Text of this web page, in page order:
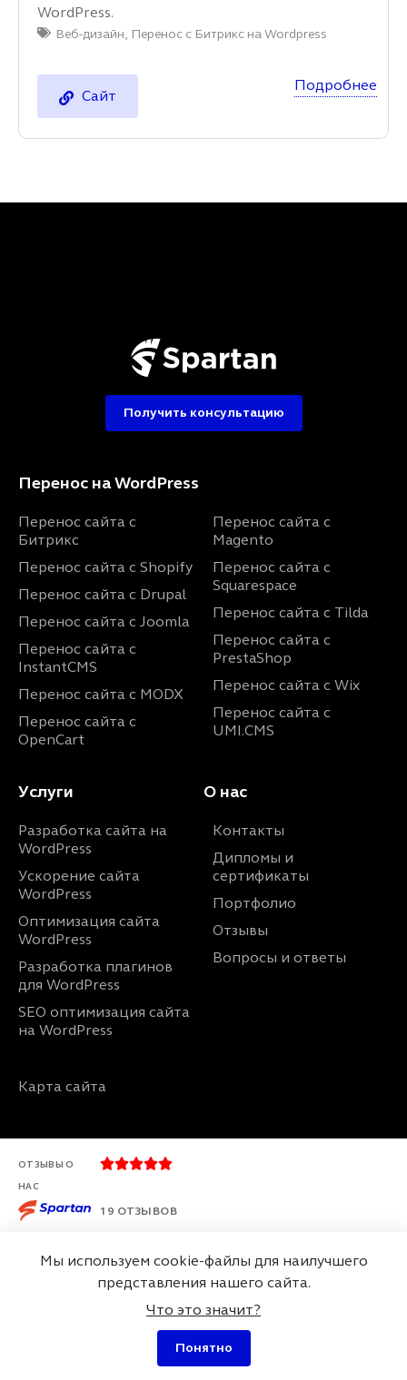
WordPress.
Веб-дизайн, Перенос с Битрикс на Wordpress
Сайт
Подробнее
Перенос на WordPress
Перенос сайта с
Битрикс
Перенос сайта с Shopify
Перенос сайта с Drupal
Перенос сайта с Joomla
Перенос сайта с
InstantCMS
Перенос сайта с MODX
Перенос сайта с
OpenCart
Перенос сайта с
Magento
Перенос сайта с
Squarespace
Перенос сайта с Tilda
Перенос сайта с
PrestaShop
Перенос сайта с Wix
Перенос сайта с
UMI.CMS
Услуги О нас
Разработка сайта на
WordPress
Ускорение сайта
WordPress
Оптимизация сайта
WordPress
Разработка плагинов
для WordPress
SEO оптимизация сайта
на WordPress
Контакты
Дипломы и
сертификаты
Портфолио
Отзывы
Вопросы и ответы
Карта сайта
Получить консультацию
ОТЗЫВЫ О
НАС

19 ОТЗЫВОВ
г. Минск, Беларусь
ул. Макаёнка 12А, офис 23, 220114
Мы используем cookie-файлы для наилучшего
представления нашего сайта.
Что это значит?
Понятно